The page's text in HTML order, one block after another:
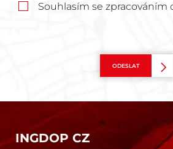
Souhlasím se zpracováním
ODESLAT
INGDOP CZ